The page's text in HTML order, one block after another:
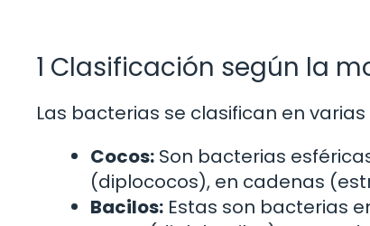
1 Clasificación según la
Las bacterias se clasifican en
Cocos: Son bacterias
(diplococos), en cadenas
Bacilos: Estas son bacterias